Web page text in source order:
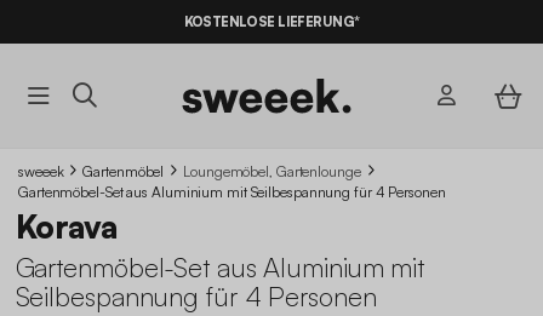
KOSTENLOSE LIEFERUNG*
sweeek Gartenmöbel
Loungemöbel, Gartenlounge
Gartenmöbel-Set aus Aluminium mit Seilbespannung für 4 Personen
Korava
Gartenmöbel-Set aus Aluminium mit
Seilbespannung für 4 Personen